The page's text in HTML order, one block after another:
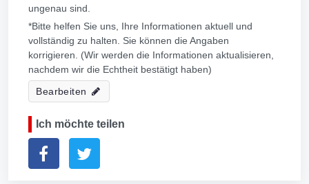
ungenau sind.
*Bitte helfen Sie uns, Ihre Informationen aktuell und
vollständig zu halten. Sie können die Angaben
korrigieren. (Wir werden die Informationen aktualisieren,
nachdem wir die Echtheit bestätigt haben)
Bearbeiten
Ich möchte teilen